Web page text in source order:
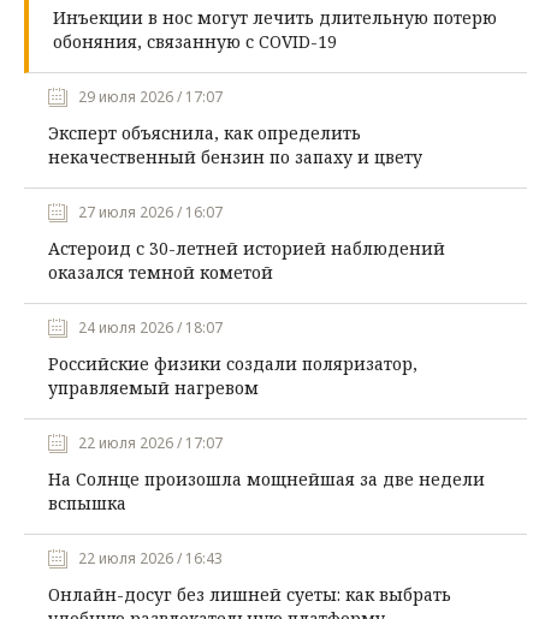
Инъекции в нос могут лечить длительную потерю
обоняния, связанную с COVID-19
29 июля 2026 / 17:07
Эксперт объяснила, как определить
некачественный бензин по запаху и цвету
27 июля 2026 / 16:07
Астероид с 30-летней историей наблюдений
оказался темной кометой
24 июля 2026 / 18:07
Российские физики создали поляризатор,
управляемый нагревом
22 июля 2026 / 17:07
На Солнце произошла мощнейшая за две недели
вспышка
22 июля 2026 / 16:43
Онлайн-досуг без лишней суеты: как выбрать